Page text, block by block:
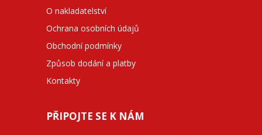
O nakladatelství
Ochrana osobních údajů
Obchodní podmínky
Způsob dodání a platby
Kontakty
PŘIPOJTE SE K NÁM